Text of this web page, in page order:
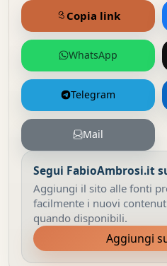
WhatsApp
Telegram
Mail
Copia link
Segui FabioAmbrosi.it
Aggiungi il sito alle fonti
facilmente i nuovi
quando disponibili.
Aggiungi